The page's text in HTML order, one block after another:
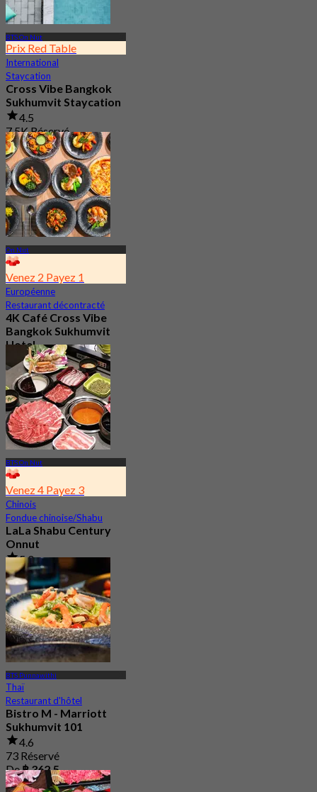
BTS On Nut
Prix Red Table
International
Staycation
Cross Vibe Bangkok
Sukhumvit Staycation
4.5
7.5K Réservé
De฿ 1,895
On Nut
Venez 2 Payez 1
Européenne
Restaurant décontracté
4K Café Cross Vibe
Bangkok Sukhumvit
Hotel
4.6
754 Réservé
De฿ 295
BTS On Nut
Venez 4 Payez 3
Chinois
Fondue chinoise/Shabu
LaLa Shabu Century
Onnut
5.0
153 Réservé
De฿ 374.25
BTS Punnawithi
Thaï
Restaurant d'hôtel
Bistro M - Marriott
Sukhumvit 101
4.6
73 Réservé
De฿ 362.5